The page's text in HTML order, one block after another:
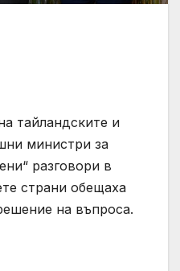
тайландските и
министри за
разговори в
страни обещаха
на въпроса.